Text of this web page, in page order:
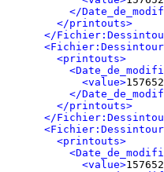
</
</printouts>
</
<printouts>
<value>
</
</printouts>
</
<printouts>
<value>